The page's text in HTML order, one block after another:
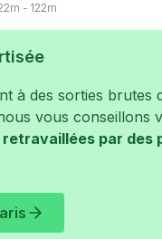
m - 122m
à des sorties brutes
vous conseillons
retravaillées par des